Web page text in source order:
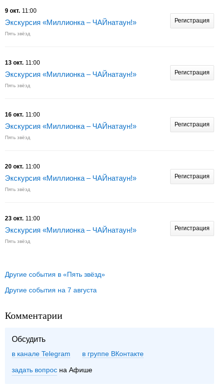
9 окт. 11:00
Экскурсия «Миллионка – ЧАЙнатаун!»
Пять звёзд
Регистрация
13 окт. 11:00
Экскурсия «Миллионка – ЧАЙнатаун!»
Пять звёзд
Регистрация
16 окт. 11:00
Экскурсия «Миллионка – ЧАЙнатаун!»
Пять звёзд
Регистрация
20 окт. 11:00
Экскурсия «Миллионка – ЧАЙнатаун!»
Пять звёзд
Регистрация
23 окт. 11:00
Экскурсия «Миллионка – ЧАЙнатаун!»
Пять звёзд
Регистрация
Другие события в «Пять звёзд»
Другие события на 7 августа
Комментарии
Обсудить
в канале Telegram группе ВКонтакте
задать вопрос на Афише